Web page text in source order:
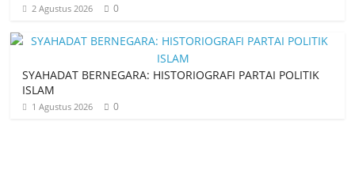
2 Agustus 2026 0
SYAHADAT BERNEGARA: HISTORIOGRAFI PARTAI POLITIK
ISLAM
1 Agustus 2026 0